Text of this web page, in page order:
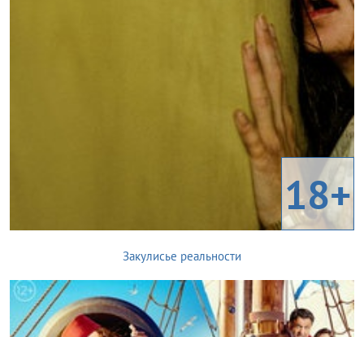
18+
Закулисье реальности